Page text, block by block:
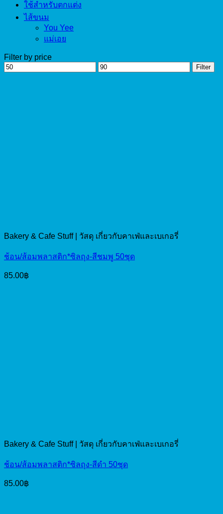
ใช้สำหรับตกแต่ง
ไส้ขนม
You Yee
แม่เอย
Filter by price
Min
price
Max
price
Filter
Bakery & Cafe Stuff | วัสดุ เกี่ยวกับคาเฟ่และเบเกอรี่
ช้อน/ส้อมพลาสติก*ซิลถุง-สีชมพู 50ชุด
85.00฿
Bakery & Cafe Stuff | วัสดุ เกี่ยวกับคาเฟ่และเบเกอรี่
ช้อน/ส้อมพลาสติก*ซิลถุง-สีดำ 50ชุด
85.00฿